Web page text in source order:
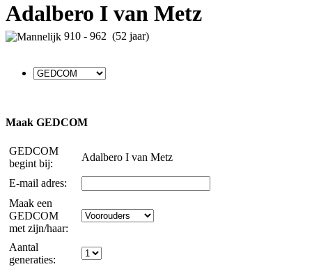
Adalbero I van Metz
910 - 962 (52 jaar)
Maak GEDCOM
GEDCOM
begint bij:
Adalbero I van Metz
E-mail adres:
Maak een
GEDCOM
met zijn/haar:
Aantal
generaties: